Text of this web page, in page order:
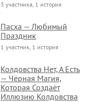
3 участника, 1 история
Пасха — Любимый
Праздник
1 участник, 1 история
Колдовства Нет, А Есть
— Чёрная Магия,
Которая Создаёт
Иллюзию Колдовства